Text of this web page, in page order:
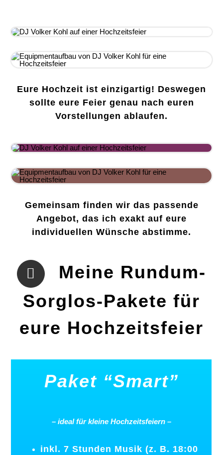
Eure Hochzeit ist einzigartig! Deswegen
sollte eure Feier genau nach euren
Vorstellungen ablaufen.
Gemeinsam finden wir das passende
Angebot, das ich exakt auf eure
individuellen Wünsche abstimme.
Meine Rundum-
Sorglos-Pakete für
eure Hochzeitsfeier
Paket “Smart”
– idealfür kleine Hochzeitsfeiern –
inkl. 7 Stunden Musik (z. B. 18:00